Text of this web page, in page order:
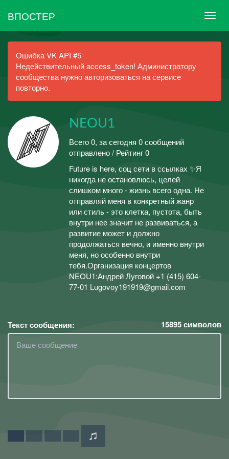
ВПОСТЕР
Ошибка VK API #5
Недействительный access_token! Администратору
сообщества нужно авторизоваться на сервисе
повторно.
NEOU1
Всего 0, за сегодня 0 сообщений
отправлено / Рейтинг 0
Future is here, соц сети в ссылках ✨Я
никогда не остановлюсь, целей
слишком много - жизнь всего одна. Не
отправляй меня в конкретный жанр
или стиль - это клетка, пустота, быть
внутри нее значит не развиваться, а
развитие может и должно
продолжаться вечно, и именно внутри
меня, но особенно внутри
тебя.Организация концертов
NEOU1:Андрей Луговой +1 (415) 604-
77-01 Lugovoy191919@gmail.com
Текст сообщения: 15895символов